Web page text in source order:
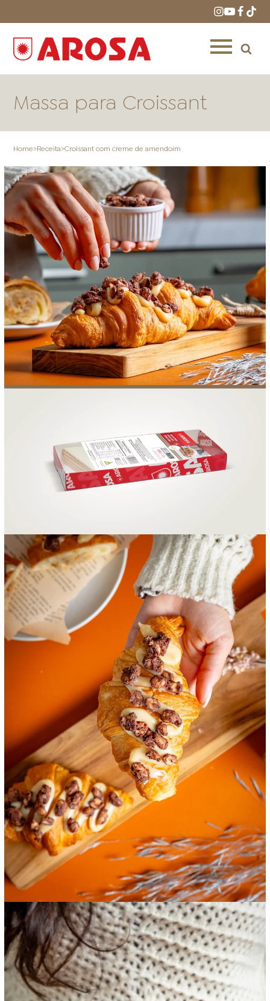
ONDE COMPRAR LOJAS AROSA
DISTRIBUIDORES E
FOOD SERVICE EMPRESA AGENDA DE CURSOS
SAC ACESSO PARA PARCEIROS
Massa para Croissant
Home>Receita>Croissant com creme de amendoim